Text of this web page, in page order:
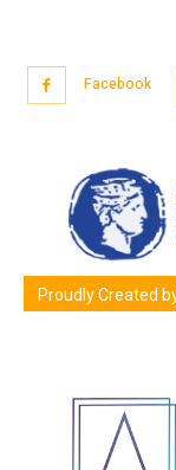
Facebook
Proudly Created